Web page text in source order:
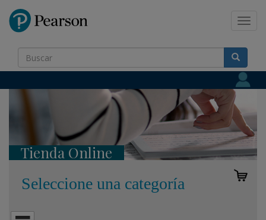
Tienda Online
Seleccione una categoría